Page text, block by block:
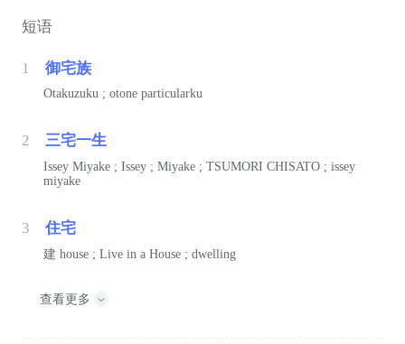
短语
1 御宅族
Otakuzuku ; otone particularku
2 三宅一生
Issey Miyake ; Issey ; Miyake ; TSUMORI CHISATO ; issey
miyake
3 住宅
建 house ; Live in a House ; dwelling
查看更多